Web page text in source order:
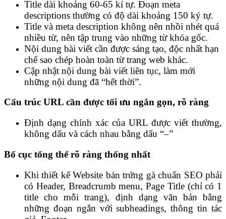
Title dài khoảng 60-65 kí tự. Đoạn meta
descriptions thường có độ dài khoảng 150 ký tự.
Title và meta description không nên nhồi nhét quá
nhiều từ, nên tập trung vào những từ khóa gốc.
Nội dung bài viết cần được sáng tạo, độc nhất hạn
chế sao chép hoàn toàn từ trang web khác.
Cập nhật nội dung bài viết liên tục, làm mới
những nội dung đã “hết thời”.
Cấu trúc URL cần được tối ưu ngắn gọn, rõ ràng
Định dạng chính xác của URL được viết thường,
không dấu và cách nhau bằng dấu “–”
Bố cục tổng thể rõ ràng thống nhất
Khi thiết kế Website bán trứng gà chuẩn SEO phải
có Header, Breadcrumb menu, Page Title (chỉ có 1
title cho mỗi trang), định dạng văn bản bằng
những đoạn ngắn với subheadings, thông tin tác